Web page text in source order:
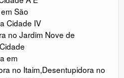
São
Cidade IV
no Jardim Nove de
em
no Itaim,Desentupidora no